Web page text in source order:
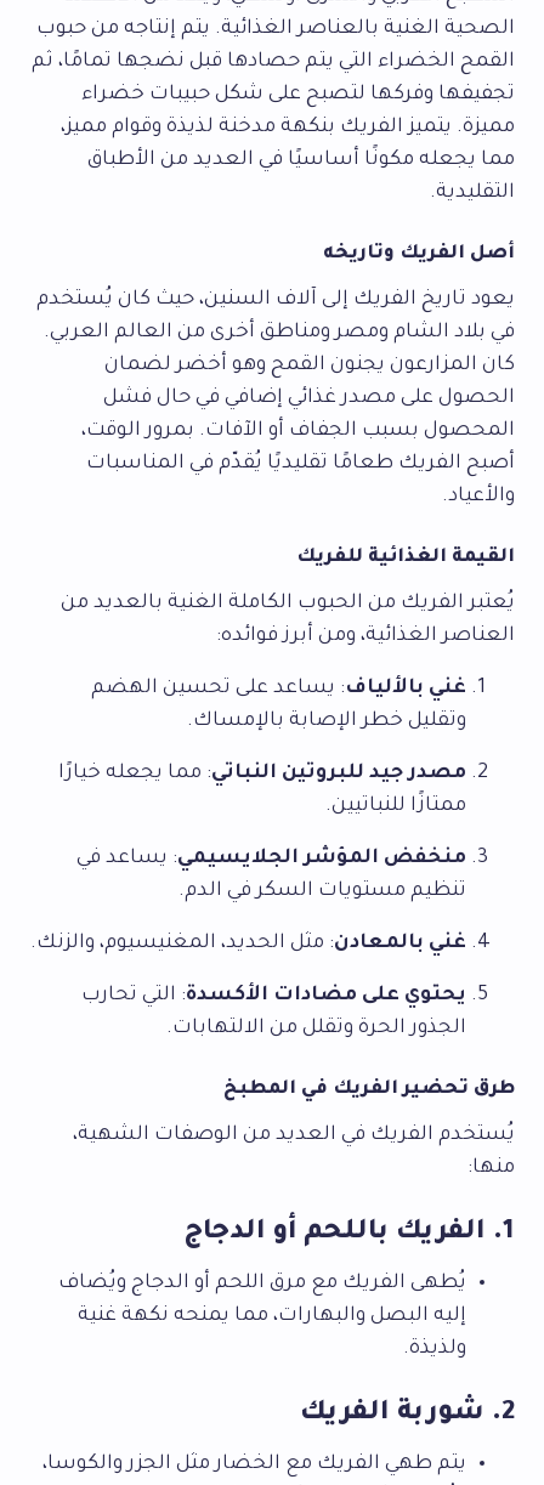
الصحية الغنية بالعناصر الغذائية. يتم إنتاجه من حبوب
القمح الخضراء التي يتم حصادها قبل نضجها تمامًا، ثم
تجفيفها وفركها لتصبح على شكل حبيبات خضراء
مميزة. يتميز الفريك بنكهة مدخنة لذيذة وقوام مميز،
مما يجعله مكونًا أساسيًا في العديد من الأطباق
التقليدية.
أصل الفريك وتاريخه
يعود تاريخ الفريك إلى آلاف السنين، حيث كان يُستخدم
في بلاد الشام ومصر ومناطق أخرى من العالم العربي.
كان المزارعون يجنون القمح وهو أخضر لضمان
الحصول على مصدر غذائي إضافي في حال فشل
المحصول بسبب الجفاف أو الآفات. بمرور الوقت،
أصبح الفريك طعامًا تقليديًا يُقدّم في المناسبات
والأعياد.
القيمة الغذائية للفريك
يُعتبر الفريك من الحبوب الكاملة الغنية بالعديد من
العناصر الغذائية، ومن أبرز فوائده:
غني بالألياف: يساعد على تحسين الهضم
وتقليل خطر الإصابة بالإمساك.
مصدر جيد للبروتين النباتي: مما يجعله خيارًا
ممتازًا للنباتيين.
منخفض المؤشر الجلايسيمي: يساعد في
تنظيم مستويات السكر في الدم.
غني بالمعادن: مثل الحديد، المغنيسيوم، والزنك.
يحتوي على مضادات الأكسدة: التي تحارب
الجذور الحرة وتقلل من الالتهابات.
طرق تحضير الفريك في المطبخ
يُستخدم الفريك في العديد من الوصفات الشهية،
منها:
1. الفريك باللحم أو الدجاج
يُطهى الفريك مع مرق اللحم أو الدجاج ويُضاف
إليه البصل والبهارات، مما يمنحه نكهة غنية
ولذيذة.
2. شوربة الفريك
يتم طهي الفريك مع الخضار مثل الجزر والكوسا،